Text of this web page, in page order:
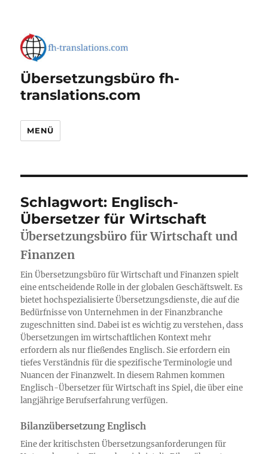
Übersetzungsbüro fh-
translations.com
MENÜ
Schlagwort: Englisch-
Übersetzer für Wirtschaft
Übersetzungsbüro für Wirtschaft und
Finanzen
Ein Übersetzungsbüro für Wirtschaft und Finanzen spielt
eine entscheidende Rolle in der globalen Geschäftswelt. Es
bietet hochspezialisierte Übersetzungsdienste, die auf die
Bedürfnisse von Unternehmen in der Finanzbranche
zugeschnitten sind. Dabei ist es wichtig zu verstehen, dass
Übersetzungen im wirtschaftlichen Kontext mehr
erfordern als nur fließendes Englisch. Sie erfordern ein
tiefes Verständnis für die spezifische Terminologie und
Nuancen der Finanzwelt. In diesem Rahmen kommen
Englisch-Übersetzer für Wirtschaft ins Spiel, die über eine
langjährige Berufserfahrung verfügen.
Bilanzübersetzung Englisch
Eine der kritischsten Übersetzungsanforderungen für